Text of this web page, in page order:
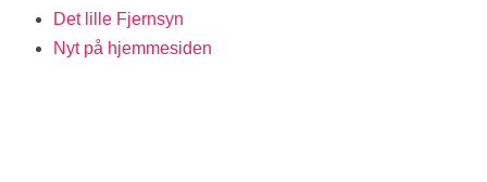
Det lille Fjernsyn
Nyt på hjemmesiden